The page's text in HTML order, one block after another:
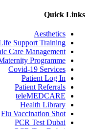
Quick Links
Aesthetics
Support Training
Care Management
Programme
Covid-19 Services
Patient Log In
Patient Referrals
teleMEDCARE
Health Library
Flu Vaccination Shot
PCR Test Dubai